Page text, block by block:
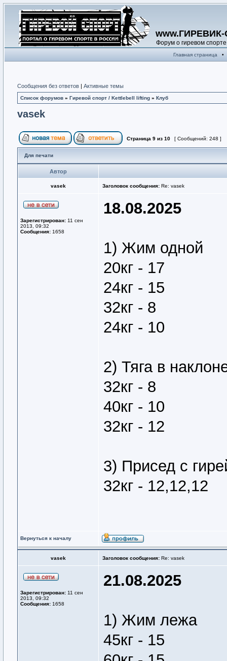
Форум о гиревом спорте
Главная страница •
Сообщения без ответов | Активные темы
Список форумов » Гиревой спорт / Kettlebell lifting » Клуб
vasek
Страница 9 из 10 [ Сообщений: 248 ]
Для печати
Автор
vasek Заголовок сообщения: Re: vasek
Зарегистрирован: 11 сен
2013, 09:32
Сообщения: 1658
18.08.2025
1) Жим одной
20кг - 17
24кг - 15
32кг - 8
24кг - 10
2) Тяга в
32кг - 8
40кг - 10
32кг - 12
3) Присед с
32кг - 12,12,12
Вернуться к началу
vasek Заголовок сообщения: Re: vasek
Зарегистрирован: 11 сен
2013, 09:32
Сообщения: 1658
21.08.2025
1) Жим лежа
45кг - 15